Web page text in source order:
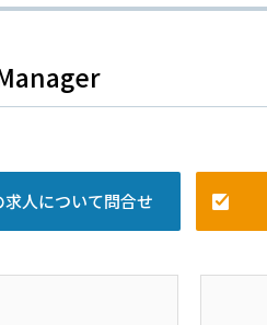
求人について問合せ